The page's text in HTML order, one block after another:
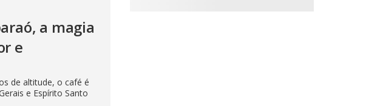
a magia
e
de altitude, o café é
e Espírito Santo